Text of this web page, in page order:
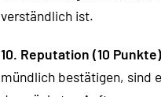
verständlich ist.
10. Reputation (10 Punkte)
mündlich bestätigen, sind